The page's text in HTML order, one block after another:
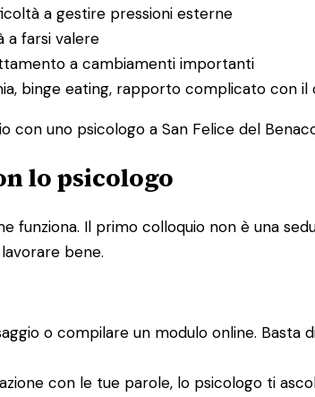
a gestire pressioni esterne
a farsi valere
a cambiamenti importanti
binge eating, rapporto complicato con il
con uno psicologo a San Felice del
lo psicologo
funziona. Il primo colloquio non è una
bene.
o compilare un modulo online.
con le tue parole, lo psicologo ti